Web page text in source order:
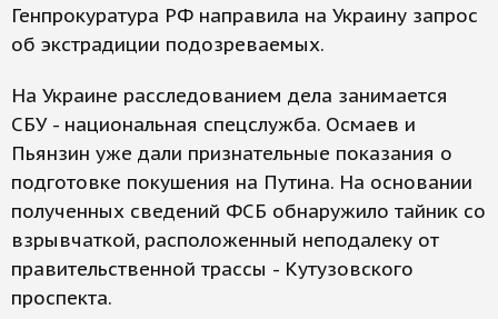
Генпрокуратура РФ направила на Украину запрос
об экстрадиции подозреваемых.
На Украине расследованием дела занимается
СБУ - национальная спецслужба. Осмаев и
Пьянзин уже дали признательные показания о
подготовке покушения на Путина. На основании
полученных сведений ФСБ обнаружило тайник со
взрывчаткой, расположенный неподалеку от
правительственной трассы - Кутузовского
проспекта.